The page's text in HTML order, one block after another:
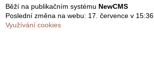
Běží na publikačním systému NewCMS
Poslední změna na webu: 17. července v 15:36
Využívání cookies